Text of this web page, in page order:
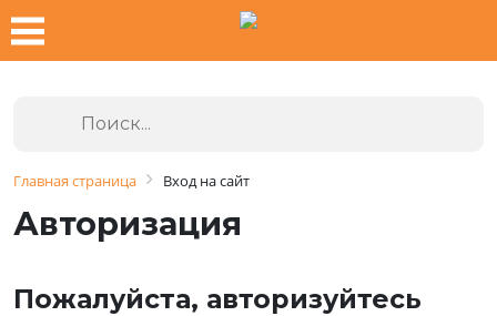
Главная страница Вход на сайт
Авторизация
Пожалуйста, авторизуйтесь